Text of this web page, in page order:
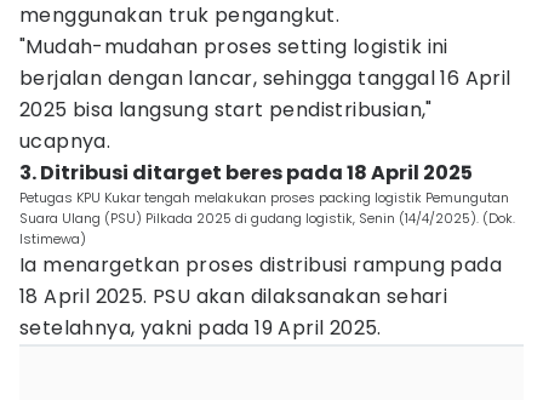
menggunakan truk pengangkut.
"Mudah-mudahan proses setting logistik ini
berjalan dengan lancar, sehingga tanggal 16 April
2025 bisa langsung start pendistribusian,"
ucapnya.
3. Ditribusi ditarget beres pada 18 April 2025
Petugas KPU Kukar tengah melakukan proses packing logistik Pemungutan
Suara Ulang (PSU) Pilkada 2025 di gudang logistik, Senin (14/4/2025). (Dok.
Istimewa)
Ia menargetkan proses distribusi rampung pada
18 April 2025. PSU akan dilaksanakan sehari
setelahnya, yakni pada 19 April 2025.